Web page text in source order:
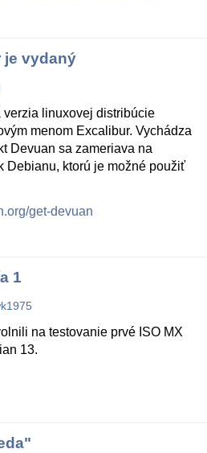
je vydaný
verzia linuxovej distribúcie
menom Excalibur. Vychádza
Devuan sa zameriava na
Debianu, ktorú je možné použiť
get-devuan
1
na testovanie prvé ISO MX
13.